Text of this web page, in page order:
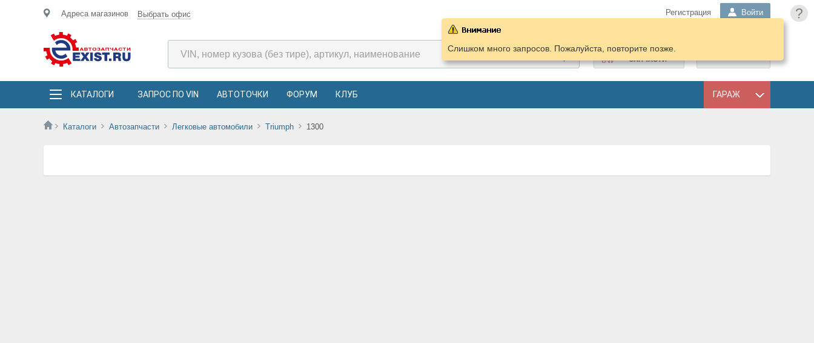
?
Адреса магазинов Выбрать офис Регистрация Войти
ПОДОБРАТЬ
ЗАПЧАСТИ
КАТАЛОГИ ЗАПРОС ПО VIN АВТОТОЧКИ ФОРУМ КЛУБ ГАРАЖ
Каталоги Автозапчасти Легковые автомобили Triumph 1300
Слишком много запросов. Пожалуйста, повторите позже.